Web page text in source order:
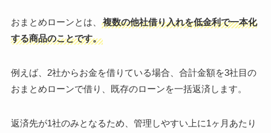
おまとめローンとは、
複数の他社借り入れを低金利で一本化
する商品のことです。
例えば、2社からお金を借りている場合、合計金額を3社目の
おまとめローンで借り、既存のローンを一括返済します。
返済先が1社のみとなるため、管理しやすい上に1ヶ月あたり